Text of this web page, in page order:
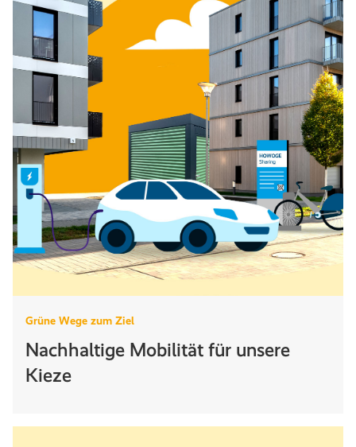
Grüne Wege zum Ziel
Nachhaltige Mobilität für unsere
Kieze